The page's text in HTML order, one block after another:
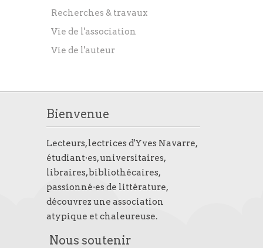
Recherches & travaux
Vie de l'association
Vie de l'auteur
Bienvenue
Lecteurs, lectrices d'Yves Navarre,
étudiant·es, universitaires,
libraires, bibliothécaires,
passionné·es de littérature,
découvrez une association
atypique et chaleureuse.
Nous soutenir